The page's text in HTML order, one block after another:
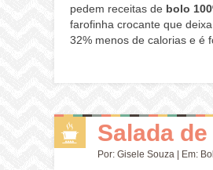
pedem receitas de bolo
farofinha crocante que
32% menos de calorias e é
Salada
Por: Gisele Souza| Em: